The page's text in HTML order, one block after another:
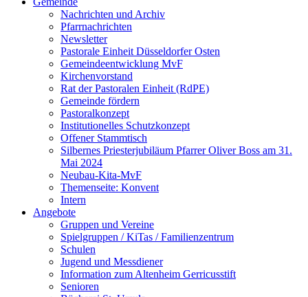
Nachrichten und Archiv
Pfarrnachrichten
Newsletter
Pastorale Einheit Düsseldorfer Osten
Gemeindeentwicklung MvF
Kirchenvorstand
Rat der Pastoralen Einheit (RdPE)
Gemeinde fördern
Pastoralkonzept
Institutionelles Schutzkonzept
Offener Stammtisch
Silbernes Priesterjubiläum Pfarrer Oliver Boss am 31.
Mai 2024
Neubau-Kita-MvF
Themenseite: Konvent
Intern
Angebote
Gruppen und Vereine
Spielgruppen / KiTas / Familienzentrum
Schulen
Jugend und Messdiener
Information zum Altenheim Gerricusstift
Senioren